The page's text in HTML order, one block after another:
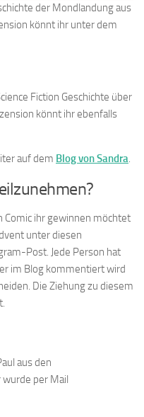
der Mondlandung aus
könnt ihr unter dem
Fiction Geschichte über
könnt ihr ebenfalls
auf dem Blog von Sandra.
Comic ihr gewinnen möchtet
unter diesen
Post. Jede Person hat
im Blog kommentiert wird
Die Ziehung zu diesem
aus den
per Mail